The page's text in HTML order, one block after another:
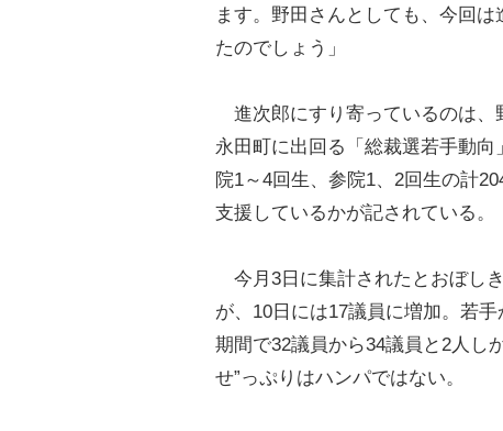
ます。野田さんとしても、今回
たのでしょう」
進次郎にすり寄っているのは、
永田町に出回る「総裁選若手動
院1～4回生、参院1、2回生の計
支援しているかが記されている。
今月3日に集計されたとおぼし
が、10日には17議員に増加。若
期間で32議員から34議員と2人し
せ”っぷりはハンパではない。